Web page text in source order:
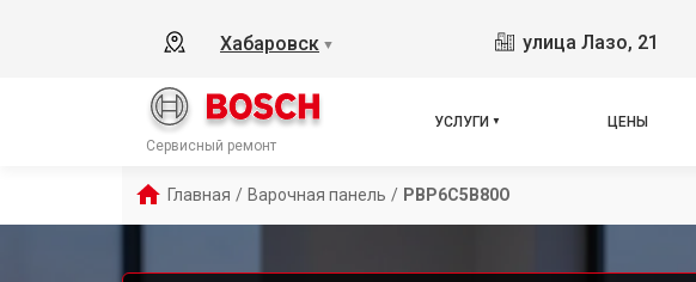
Хабаровск ▼ улица Лазо, 21
Сервисный ремонт
УСЛУГИ ЦЕНЫ
Главная / Варочная панель / PBP6C5B80O